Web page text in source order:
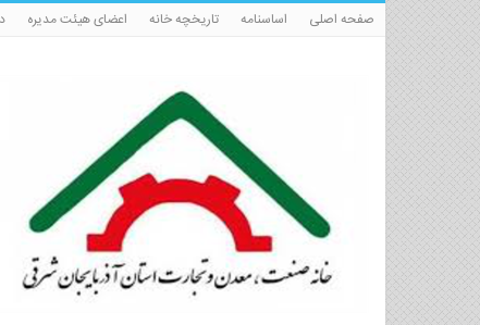
صفحه اصلی اساسنامه تاریخچه خانه اعضای هیئت مدیره